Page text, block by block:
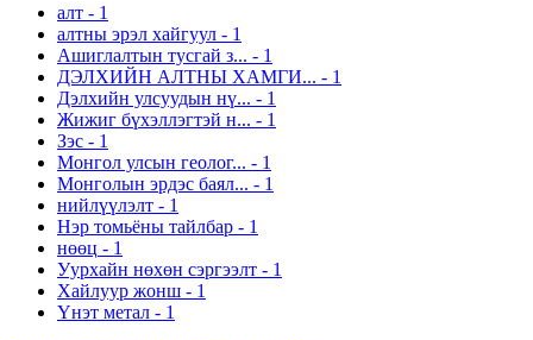
алт - 1
алтны эрэл хайгуул - 1
Ашиглалтын тусгай з... - 1
ДЭЛХИЙН АЛТНЫ ХАМГИ... - 1
Дэлхийн улсуудын нү... - 1
Жижиг бүхэллэгтэй н... - 1
Зэс - 1
Монгол улсын геолог... - 1
Монголын эрдэс баял... - 1
нийлүүлэлт - 1
Нэр томьёны тайлбар - 1
нөөц - 1
Уурхайн нөхөн сэргээлт - 1
Хайлуур жонш - 1
Үнэт метал - 1